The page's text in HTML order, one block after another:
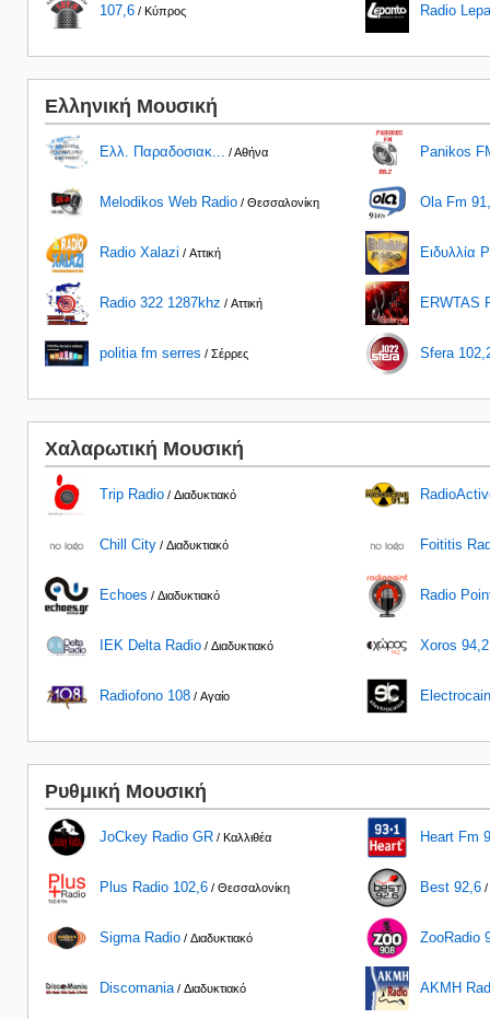
107,6 / Κύπρος Radio
Ελληνική Μουσική
Ελλ. Παραδοσιακ... / Αθήνα
Melodikos Web Radio / Θεσσαλονίκη
Radio Xalazi / Αττική
Radio 322 1287khz / Αττική
politia fm serres / Σέρρες
Panikos
Ola Fm
Ειδυλλία
ERWTAS
Sfera
Χαλαρωτική Μουσική
Trip Radio / Διαδυκτιακό
Chill City / Διαδυκτιακό
Echoes / Διαδυκτιακό
IEK Delta Radio / Διαδυκτιακό
Radiofono 108 / Αγαίο
Foititis
Radio
Xoros 94,2
Ρυθμική Μουσική
JoCkey Radio GR / Καλλιθέα
Plus Radio 102,6 / Θεσσαλονίκη
Sigma Radio / Διαδυκτιακό
Discomania / Διαδυκτιακό
Heart Fm
Best 92,6 /
ZooRadio
ΑΚΜΗ